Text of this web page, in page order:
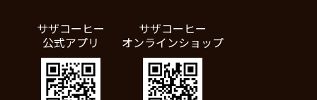
サザコーヒー
公式アプリ
サザコーヒー
オンラインショップ